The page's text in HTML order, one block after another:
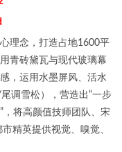
理念，打造占地1600平
青砖黛瓦与现代玻璃幕
，运用水墨屏风、活水
调雪松），营造出“一步
，将高颜值技师团队、宋
精英提供视觉、嗅觉、